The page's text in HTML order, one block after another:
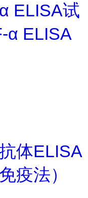
ELISA试
α ELISA
体ELISA
疫法）